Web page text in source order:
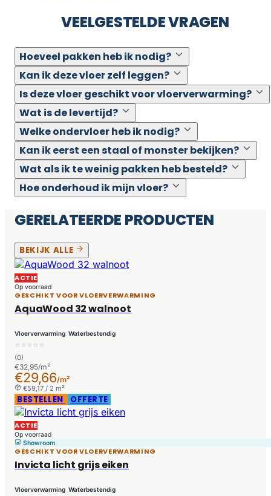
VEELGESTELDE VRAGEN
Hoeveel pakken heb ik nodig?
Kan ik deze vloer zelf leggen?
Is deze vloer geschikt voor vloerverwarming?
Wat is de levertijd?
Welke ondervloer heb ik nodig?
Kan ik eerst een staal of monster bekijken?
Wat als ik te weinig pakken heb besteld?
Hoe onderhoud ik mijn vloer?
GERELATEERDE PRODUCTEN
BEKIJK ALLE
ACTIE
Op voorraad
GESCHIKT VOOR VLOERVERWARMING
AquaWood 32 walnoot
Vloerverwarming Waterbestendig
(0)
€32,95/m²
€29,66/m²
€59,17 / 2 m²
BESTELLEN OFFERTE
ACTIE
Op voorraad
Showroom
GESCHIKT VOOR VLOERVERWARMING
Invicta licht grijs eiken
Vloerverwarming Waterbestendig